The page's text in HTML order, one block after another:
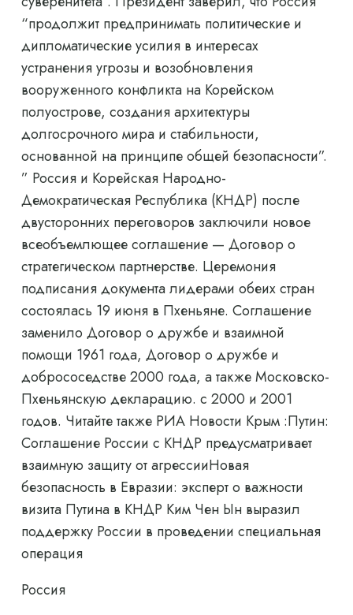
“продолжит предпринимать политические и
дипломатические усилия в интересах
устранения угрозы и возобновления
вооруженного конфликта на Корейском
полуострове, создания архитектуры
долгосрочного мира и стабильности,
основанной на принципе общей безопасности”.
” Россия и Корейская Народно-
Демократическая Республика (КНДР) после
двусторонних переговоров заключили новое
всеобъемлющее соглашение — Договор о
стратегическом партнерстве. Церемония
подписания документа лидерами обеих стран
состоялась 19 июня в Пхеньяне. Соглашение
заменило Договор о дружбе и взаимной
помощи 1961 года, Договор о дружбе и
добрососедстве 2000 года, а также Московско-
Пхеньянскую декларацию. с 2000 и 2001
годов. Читайте также РИА Новости Крым :Путин:
Соглашение России с КНДР предусматривает
взаимную защиту от агрессииНовая
безопасность в Евразии: эксперт о важности
визита Путина в КНДР Ким Чен Ын выразил
поддержку России в проведении специальная
операция
Россия